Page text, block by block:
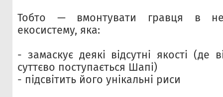
Тобто — вмонтувати гравця в
екосистему, яка:
- замаскує деякі відсутні якості (де
суттєво поступається Шапі)
- підсвітить його унікальні риси